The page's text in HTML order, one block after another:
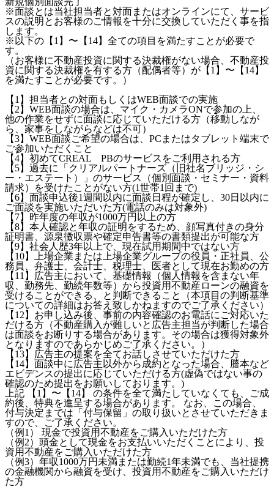
※面談とは当社担当者と対面またはオンラインにて、サービ
スの説明とお客様のご情報を十分に交換していただく事を指
します。
※以下の【1】〜【14】全ての項目を満たすことが必要で
す。
（お客様に不動産投資に関する決裁権がない場合、不動産投
資に関する決裁権を有する方（配偶者等）が【1】〜【14】
を満たすことが必要です。）
【1】担当者との対面もしくはWEB面談での実施
【2】WEB面談の場合は、マイク・カメラONで参加の上、
他の作業をせずに面談に応じていただける方（移動しなが
ら、家事をしながらなどは不可）
【3】WEB面談ご希望の場合は、PCまたはタブレット端末で
ご参加いただくこと
【4】初めてCREAL PBのサービスをご利用される方
【5】過去に「クリアルパートナーズ（旧社名ブリッジ・シ
ー・エステート）」のサービス（個別面談・セミナー・資料
請求）を受けたことがない方(1世帯1回まで)
【6】面談申込後1週間以内に面談日程が確定し、30日以内に
ご面談を実施いただいた方(電話のみは対象外)
【7】昨年度の年収が1000万円以上の方
【8】本人確認と年収の証明をするため、顔写真付きの身分
証明書、源泉徴収票や確定申告書等の書類提出が可能な方
【9】社会人歴3年以上で、現在試用期間中ではない方
【10】上場企業または上場企業グループの役員・正社員、公
務員、弁護士、会計士、税理士、医者として現在お勤めの方
【11】広告主において、基礎情報（個人情報を含まない年
収、勤務先、勤続年数等）から投資用不動産ローンの融資を
受けることができる、と判断できること（本項目の判断基準
についての詳細はお答え致しかねますのでご了承ください）
【12】お申し込み後、事前の内容確認のお電話にご対応いた
だける方（不動産購入が難しいと広告主担当が判断した場合
は面談をお断りする場合があります。その場合は獲得対象外
となりますのであらかじめご了承ください。）
【13】広告主の提案を全てお話しさせていただけた方
【14】面談中に広告主以外から成約となった場合、謄本など
エビデンスの提出に応じていただける方(虚偽ではない事の
確認のため提出をお願いしております。)
上記 【1】〜【14】 の条件を全て満たしていなくても、ご成
約後、特典を進呈する場合があります。 なお、この場合、
付与決定までは「付与保留」の取り扱いとさせていただきま
すので、ご了承ください。
（例1） 現金で投資用不動産をご購入いただけた方
（例2）頭金として現金をお支払いいただくことにより、投
資用不動産をご購入いただけた方
（例3）年収1000万円未満または勤続1年未満でも、当社提携
の金融機関から融資を受け、投資用不動産をご購入いただけ
た方